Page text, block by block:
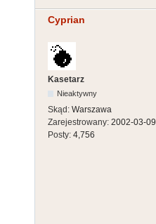
Cyprian
Kasetarz
Nieaktywny
Skąd: Warszawa
Zarejestrowany: 2002-03-09
Posty: 4,756